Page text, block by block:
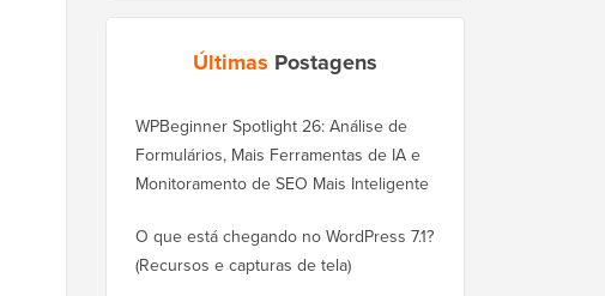
Últimas Postagens
WPBeginner Spotlight 26: Análise de
Formulários, Mais Ferramentas de IA e
Monitoramento de SEO Mais Inteligente
O que está chegando no WordPress 7.1?
(Recursos e capturas de tela)